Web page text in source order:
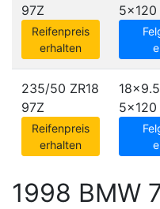
97Z
Reifenpreis
erhalten
5x120
235/50 ZR18
97Z
Reifenpreis
erhalten
5x120
1998 BMW